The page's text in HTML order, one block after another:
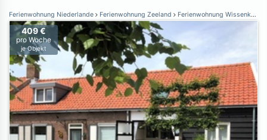
Ferienwohnung Niederlande Ferienwohnung Zeeland Ferienwohnung Wissenkerke
409 €
pro Woche
je Objekt